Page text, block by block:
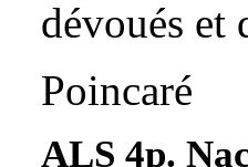
dévoués et
Poincaré
ALS 4p.